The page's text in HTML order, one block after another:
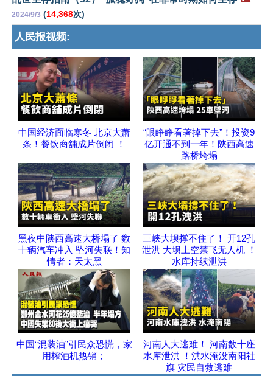
2024/9/3 (14,368次)
人民报视频:
中国经济面临寒冬 北京大萧
条！餐饮商舖成片倒闭 ！
“眼睁睁‬看著‬掉下去”！投资9
亿开通不到一年！陕西高速
路桥垮塌
黑夜中陕西高速大桥塌了 数
十辆汽车冲入 坠河失联！知
情者：天太黑
三峡大坝撑不住了！ 开12孔
泄洪 大坝上空禁飞无人机 ！
水库持续泄洪
中国“混装油”引民众恐慌，家
用榨油机热销；
河南人大逃难！ 河南数十座
水库泄洪 ！洪水淹没南阳社
旗 灾民自救逃难